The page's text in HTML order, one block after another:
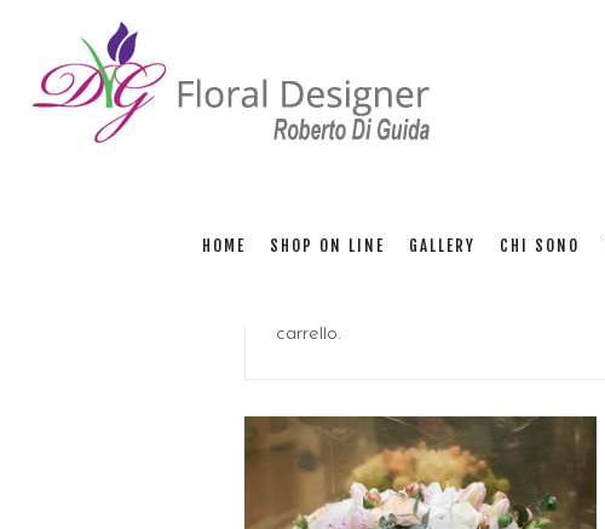
HOME SHOP ON LINE GALLERY CHI SONO
carrello.